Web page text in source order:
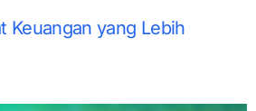
Keuangan yang Lebih